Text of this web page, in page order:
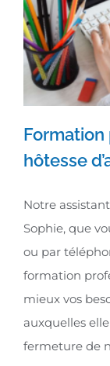
hôtesse
Notre
Sophie, que
ou par
formation
mieux vos
auxquelles
fermeture de